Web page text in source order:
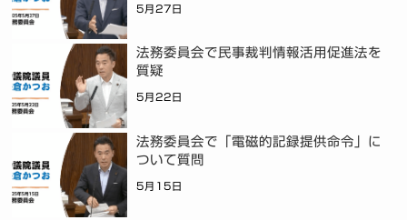
5月27日
法務委員会で民事裁判情報活用促進法を
質疑
5月22日
法務委員会で「電磁的記録提供命令」に
ついて質問
5月15日